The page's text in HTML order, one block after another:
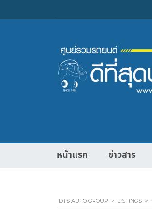
หน้าแรก ข่าวสาร
DTS AUTO GROUP > LISTINGS >